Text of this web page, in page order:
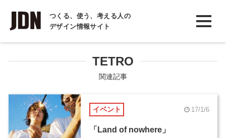
つくる、使う、考える人の
デザイン情報サイト
INTERVIEW
インタビュー
COLUMN
コラム
TETRO
関連記事
イベント 17/1/6
「Land of nowhere」